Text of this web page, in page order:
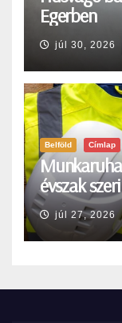
Egerben
júl 30, 2026
Belföld Címlap
évszak
júl 27, 2026